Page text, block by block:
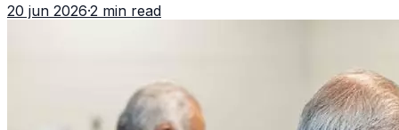
fallido con la administración anterior del Ministerio
20 jun 2026·2 min read